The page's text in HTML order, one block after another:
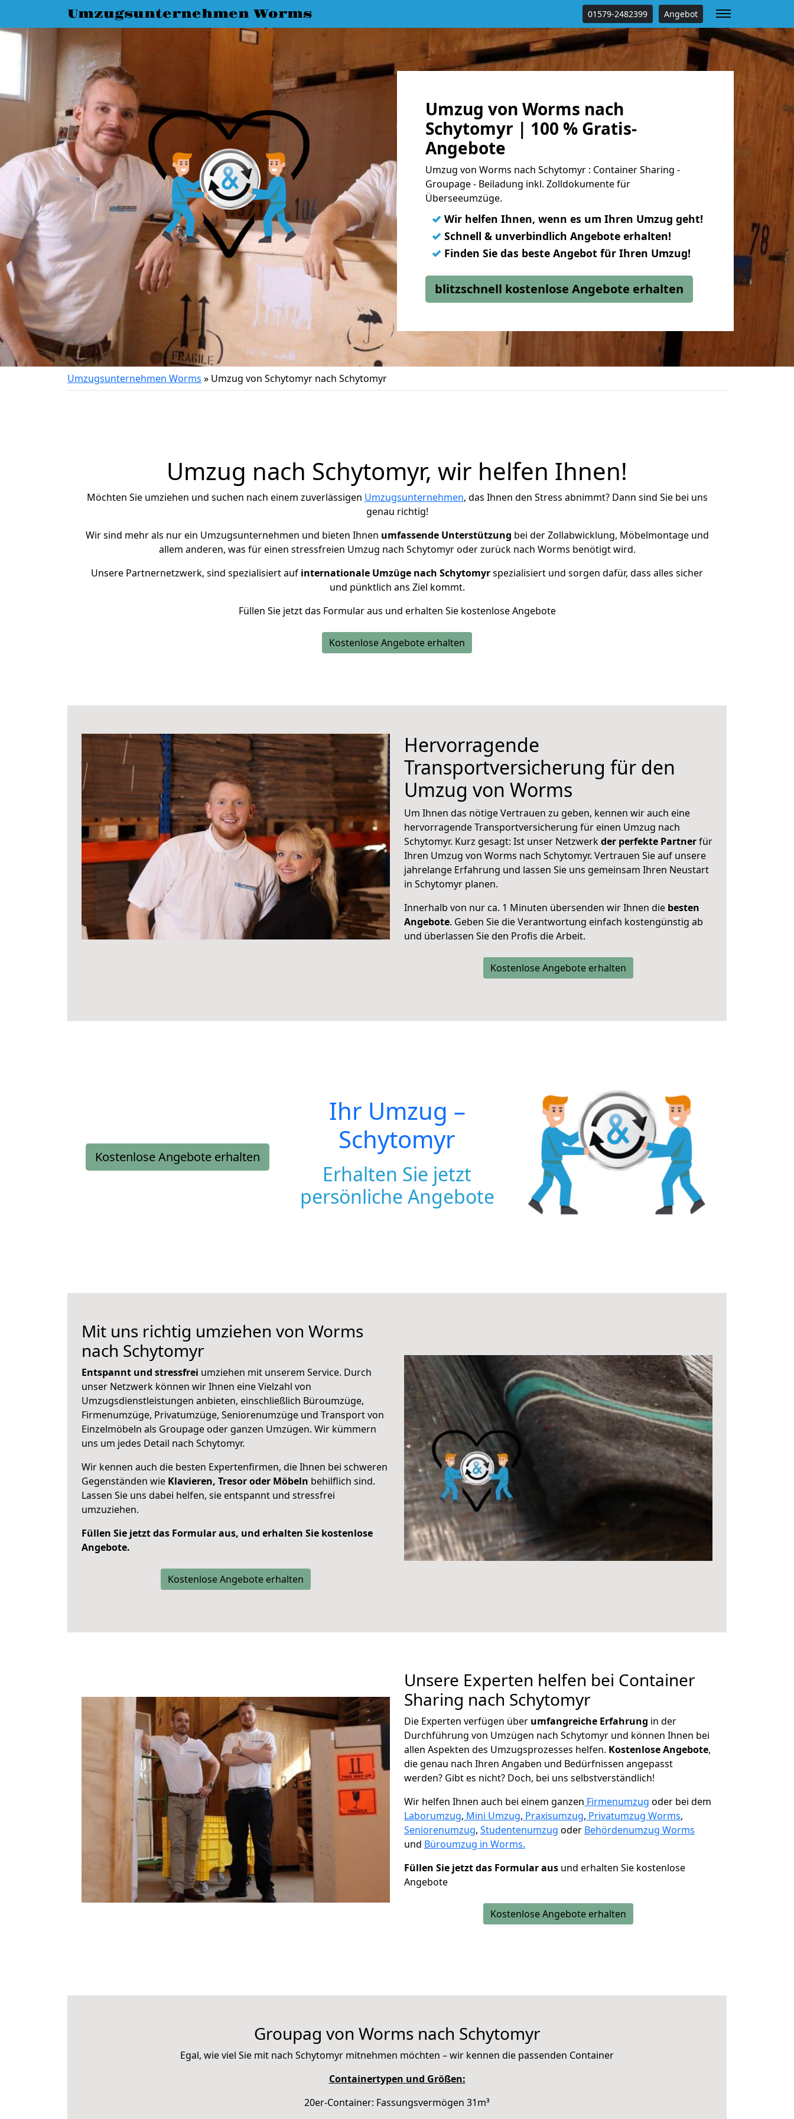
Umzugsunternehmen Worms 01579-2482399 Angebot
Umzug von Worms nach
Schytomyr | 100 % Gratis-
Angebote
Umzug von Worms nach Schytomyr : Container Sharing -
Groupage - Beiladung inkl. Zolldokumente für
Überseeumzüge.
✓ Wir helfen Ihnen, wenn es um Ihren Umzug geht!
✓ Schnell & unverbindlich Angebote erhalten!
✓ Finden Sie das beste Angebot für Ihren Umzug!
blitzschnell kostenlose Angebote erhalten
Umzugsunternehmen Worms » Umzug von Schytomyr nach Schytomyr
Umzug nach Schytomyr, wir helfen Ihnen!
Möchten Sie umziehen und suchen nach einem zuverlässigen Umzugsunternehmen, das Ihnen den Stress abnimmt? Dann sind Sie bei uns
genau richtig!
Wir sind mehr als nur ein Umzugsunternehmen und bieten Ihnen umfassende Unterstützung bei der Zollabwicklung, Möbelmontage und
allem anderen, was für einen stressfreien Umzug nach Schytomyr oder zurück nach Worms benötigt wird.
Unsere Partnernetzwerk, sind spezialisiert auf internationale Umzüge nach Schytomyrspezialisiert und sorgen dafür, dass alles sicher
und pünktlich ans Ziel kommt.
Füllen Sie jetzt das Formular aus und erhalten Sie kostenlose Angebote
Kostenlose Angebote erhalten
Hervorragende
Transportversicherung für den
Umzug von Worms
Um Ihnen das nötige Vertrauen zu geben, kennen wir auch eine
hervorragende Transportversicherung für einen Umzug nach
Schytomyr. Kurz gesagt: Ist unser Netzwerkder perfekte Partnerfür
Ihren Umzug von Worms nach Schytomyr. Vertrauen Sie auf unsere
jahrelange Erfahrung und lassen Sie uns gemeinsam Ihren Neustart
in Schytomyr planen.
Innerhalb von nur ca. 1 Minuten übersenden wir Ihnen die besten
Angebote. Geben Sie die Verantwortung einfach kostengünstig ab
und überlassen Sie den Profis die Arbeit.
Kostenlose Angebote erhalten
Kostenlose Angebote erhalten
Ihr Umzug –
Schytomyr
Erhalten Sie jetzt
persönliche Angebote
Mit uns richtig umziehen von Worms
nach Schytomyr
Entspannt und stressfrei umziehen mit unserem Service. Durch
unser Netzwerk können wir Ihnen eine Vielzahl von
Umzugsdienstleistungen anbieten, einschließlich Büroumzüge,
Firmenumzüge, Privatumzüge, Seniorenumzüge und Transport von
Einzelmöbeln als Groupage oder ganzen Umzügen. Wir kümmern
uns um jedes Detail nach Schytomyr.
Wir kennen auch die besten Expertenfirmen, die Ihnen bei schweren
Gegenständen wie Klavieren, Tresor oder Möbeln behilflich sind.
Lassen Sie uns dabei helfen, sie entspannt und stressfrei
umzuziehen.
Füllen Sie jetzt das Formular aus, und erhalten Sie kostenlose
Angebote.
Kostenlose Angebote erhalten
Unsere Experten helfen bei Container
Sharing nach Schytomyr
Die Experten verfügen über umfangreiche Erfahrung in der
Durchführung von Umzügen nach Schytomyr und können Ihnen bei
allen Aspekten des Umzugsprozesses helfen. Kostenlose Angebote,
die genau nach Ihren Angaben und Bedürfnissen angepasst
werden? Gibt es nicht? Doch, bei uns selbstverständlich!
Wir helfen Ihnen auch bei einem ganzen Firmenumzug oder bei dem
Laborumzug, Mini Umzug, Praxisumzug, Privatumzug Worms,
Seniorenumzug, Studentenumzug oder Behördenumzug Worms
und Büroumzug in Worms.
Füllen Sie jetzt das Formular aus und erhalten Sie kostenlose
Angebote
Kostenlose Angebote erhalten
Groupag von Worms nach Schytomyr
Egal, wie viel Sie mit nach Schytomyr mitnehmen möchten – wir kennen die passenden Container
Containertypen und Größen:
20er-Container: Fassungsvermögen 31m³